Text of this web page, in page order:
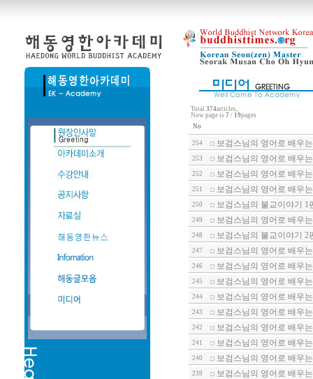
Total 374articles,
Now page is 7/ 19pages
No
254 보검스님의 영어로 배우
253 보검스님의 영어로 배우
252 보검스님의 영어로 배우
251 보검스님의 영어로 배우
250 보검스님의 불교이야기 1
249 보검스님의 영어로 배우
248 보검스님의 불교이야기 2
247 보검스님의 영어로 배우
246 보검스님의 영어로 배우
245 보검스님의 영어로 배우
244 보검스님의 영어로 배우
243 보검스님의 영어로 배우
242 보검스님의 영어로 배우
241 보검스님의 영어로 배우
240 보검스님의 영어로 배우
239 보검스님의 영어로 배우